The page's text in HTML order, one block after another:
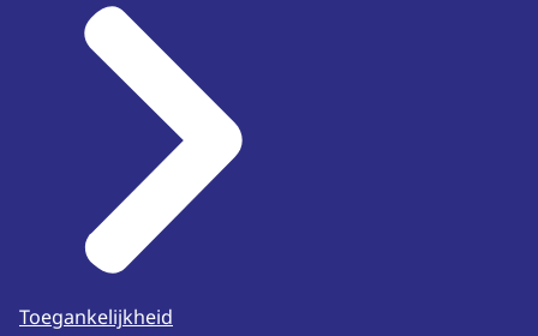
Toegankelijkheid